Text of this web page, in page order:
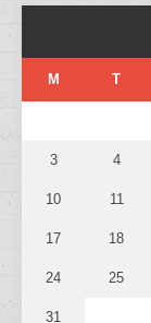
M T
3 4
10 11
17 18
24 25
31